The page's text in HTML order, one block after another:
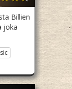
Billien
joka